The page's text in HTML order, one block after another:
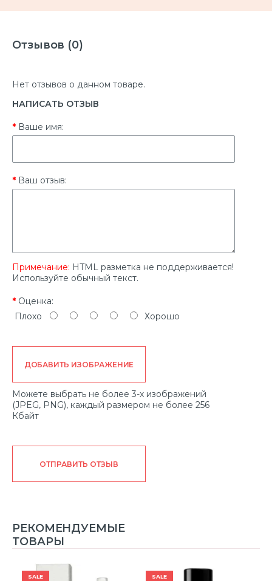
Отзывов (0)
Нет отзывов о данном товаре.
НАПИСАТЬ ОТЗЫВ
Ваше имя:
Ваш отзыв:
Примечание: HTML разметка не поддерживается!
Используйте обычный текст.
Оценка:
Плохо
Хорошо
ДОБАВИТЬ ИЗОБРАЖЕНИЕ
Можете выбрать не более 3-х изображений
(JPEG, PNG), каждый размером не более 256
Кбайт
ОТПРАВИТЬ ОТЗЫВ
РЕКОМЕНДУЕМЫЕ
ТОВАРЫ
SALE SALE